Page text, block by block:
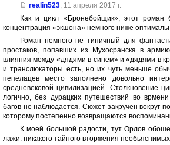
realin523, 11 апреля 2017 г.
Как и цикл «Бронебойщик», этот роман
концентрация «экшона» немного ниже
Роман немного не типичный для
простаков, попавших из Мухосранска в
влияния между «дядями в синем» и «дядями в
и транслюкаторы есть, но их чуть меньше
пепелацев место заполнено довольно
средневековой цивилизацией. Столкновение
логично, без дурацких путешествий во
багов не наблюдается. Сюжет закручен вокруг
которому постепенно возвращаются
К моей большой радости, тут Орлов
лажи: никакого тайного вторжения